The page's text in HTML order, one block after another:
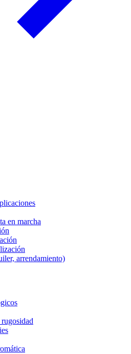
en marcha
arrendamiento)